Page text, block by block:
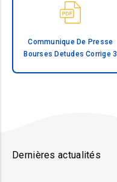
Dernières actualités
Communique De Presse
Bourses Detudes Corrige 3